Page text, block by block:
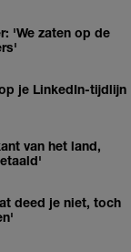
'We zaten op de
je LinkedIn-tijdlijn
van het land,
deed je niet, toch